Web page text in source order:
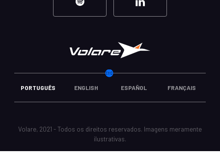
PORTUGUÊS ENGLISH ESPAÑOL FRANÇAIS
Volare, 2021 - Todos os direitos reservados. Imagens meramente
ilustrativas.